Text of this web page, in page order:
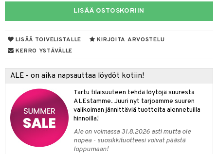
LISÄÄ OSTOSKORIIN
LISÄÄ TOIVELISTALLE
KIRJOITA ARVOSTELU
KERRO YSTÄVÄLLE
ALE - on aika napsauttaa löydöt kotiin!
Tartu tilaisuuteen tehdä löytöjä suuresta
ALEstamme. Juuri nyt tarjoamme suuren
valikoiman jännittäviä tuotteita alennetuilla
hinnoilla!
Ale on voimassa 31.8.2026 asti mutta ole
nopea - suosikkituotteesi voivat päästä
loppumaan!
vahvistavat
säätelevät
helpottava
nenä & kurkku